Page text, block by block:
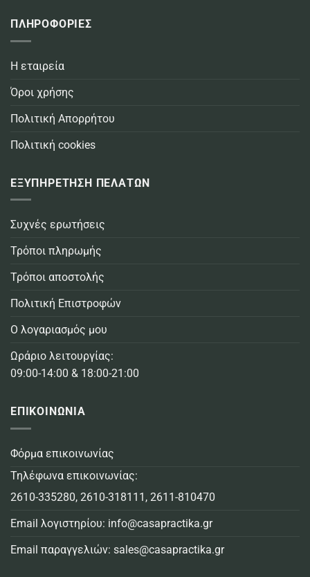
ΠΛΗΡΟΦΟΡΙΕΣ
Η εταιρεία
Όροι χρήσης
Πολιτική Απορρήτου
Πολιτική cookies
ΕΞΥΠΗΡΕΤΗΣΗ ΠΕΛΑΤΩΝ
Συχνές ερωτήσεις
Τρόποι πληρωμής
Τρόποι αποστολής
Πολιτική Επιστροφών
Ο λογαριασμός μου
Ωράριο λειτουργίας:
09:00-14:00 & 18:00-21:00
ΕΠΙΚΟΙΝΩΝΙΑ
Φόρμα επικοινωνίας
Τηλέφωνα επικοινωνίας:
2610-335280, 2610-318111 , 2611-810470
Email λογιστηρίου: info@casapractika.gr
Email παραγγελιών: sales@casapractika.gr